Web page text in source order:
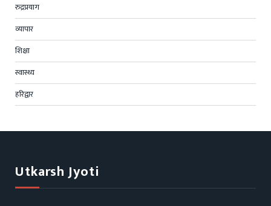
रुद्रप्रयाग
व्यापार
शिक्षा
स्वास्थ्य
हरिद्वार
Utkarsh Jyoti